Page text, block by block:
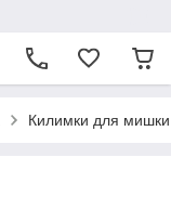
Килимки для мишки